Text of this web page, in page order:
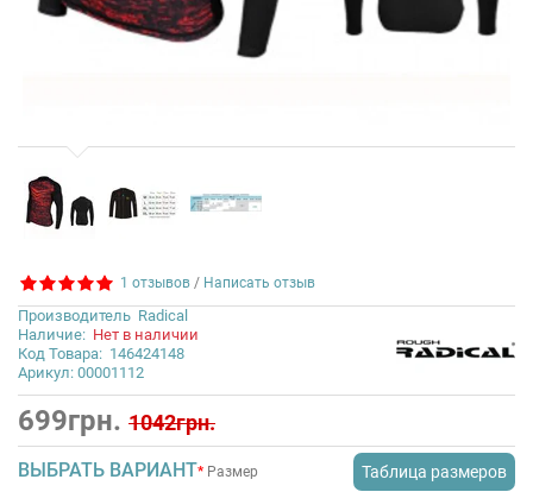
1 отзывов / Написать отзыв
Производитель Radical
Наличие: Нет в наличии
Код Товара: 146424148
Арикул: 00001112
699грн. 1042грн.
ВЫБРАТЬ ВАРИАНТ Таблица размеров
Размер